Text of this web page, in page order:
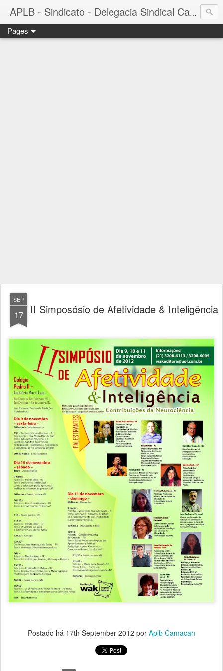
APLB - Sindicato - Delegacia Sindical Cacau Sul - Camacã-BA
Pages
SEP
17 II Simposósio de Afetividade & Inteligência
Postado há 17th September 2012 por Aplb Camacan